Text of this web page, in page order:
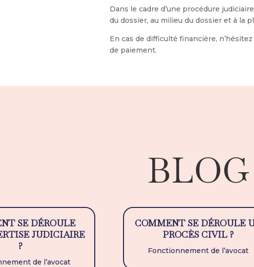
Dans le cadre d’une procédure
du dossier, au milieu du dossier et à la
En cas de difficulté financière,
de paiement.
BLOG
SE DÉROULE
JUDICIAIRE
?
de l’avocat
COMMENT SE DÉROULE
PROCÈS CIVIL ?
Fonctionnement de l’avocat